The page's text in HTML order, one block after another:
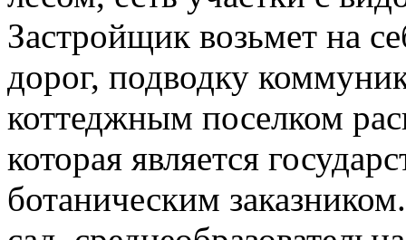
Застройщик возьмет на
дорог, подводку
коттеджным поселком
которая является
ботаническим